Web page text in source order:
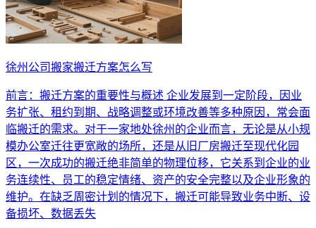
徐州公司搬家搬迁方案怎么写
前言：搬迁方案的重要性与概述 企业发展到一定阶段，因业
务扩张、租约到期、战略调整或环境改善等多种原因，常会面
临搬迁的需求。对于一家地处徐州的企业而言，无论是从小规
模办公室迁往更宽敞的场所，还是从旧厂房搬迁至现代化园
区，一次成功的搬迁绝非简单的物理位移，它关系到企业的业
务连续性、员工的稳定情绪、资产的安全完整以及企业形象的
维护。在缺乏周密计划的情况下，搬迁可能导致业务中断、设
备损坏、数据丢失